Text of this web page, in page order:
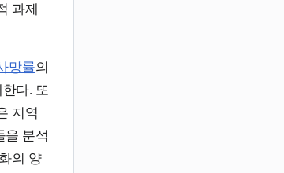
과제
망률의
다. 또
지역
을 분석
의 양